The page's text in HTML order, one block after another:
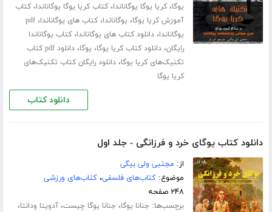
یوگا،کریا یوگا یوگاناندا،کتاب کریا یوگا یوگاناندا،کتاب
آموزش کریا یوگا، یوگاناندا،کتاب های یوگاناندا،pdf
یوگاناندا،دانلود کتاب های یوگاناندا،کتاب یوگاناندا
رایگان،دانلود کتاب کریا یوگا، یوگا،
دانلود pdf کتاب
تکنیک‌های کریا یوگا،دانلود رایگان کتاب تکنیک‌های
کریا یوگا
دانلود کتاب
دانلود کتاب یوگای خرد و فرزانگی - جلد اول
از: مجتبی ولی بیگی
موضوع:کتاب‌های فلسفی،کتاب‌های ورزشی
۲۴۸ صفحه
برچسب‌ها: جنانا یوگا، جنانا یوگا چیست،آدویتا ودانتا،